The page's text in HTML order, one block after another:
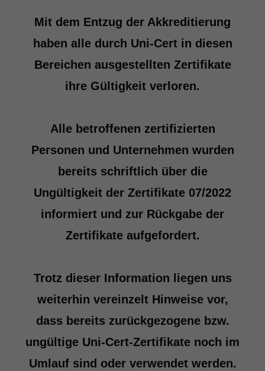
Mit dem Entzug der Akkreditierung
haben alle durch Uni-Cert in diesen
Bereichen ausgestellten Zertifikate
ihre Gültigkeit verloren.
Alle betroffenen zertifizierten
Personen und Unternehmen wurden
bereits schriftlich über die
Ungültigkeit der Zertifikate 07/2022
informiert und zur Rückgabe der
Zertifikate aufgefordert.
Trotz dieser Information liegen uns
weiterhin vereinzelt Hinweise vor,
dass bereits zurückgezogene bzw.
ungültige Uni-Cert-Zertifikate noch im
Umlauf sind oder verwendet werden.